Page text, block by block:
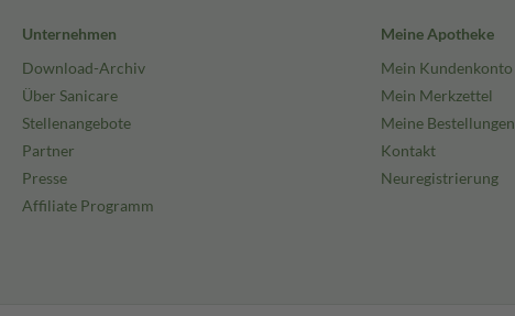
Unternehmen
Download-Archiv
Über Sanicare
Stellenangebote
Partner
Presse
Affiliate Programm
Meine Apotheke
Mein Kundenkonto
Mein Merkzettel
Meine Bestellungen
Kontakt
Neuregistrierung